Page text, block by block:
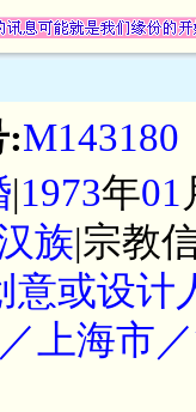
:M143180
|1973年01
族|宗教
意或设计
上海市